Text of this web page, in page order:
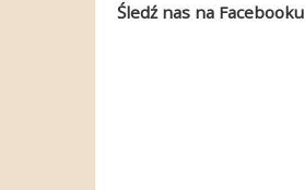
Śledź nas na Facebooku